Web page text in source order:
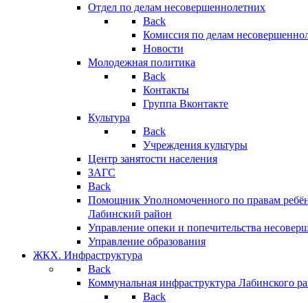
Отдел по делам несовершеннолетних
Back
Комиссия по делам
Новости
Молодежная политика
Back
Контакты
Группа Вконтакте
Культура
Back
Учреждения культуры
Центр занятости населения
ЗАГС
Back
Помощник Уполномоченного по правам
Лабинский район
Управление опеки и попечительства
Управление образования
ЖКХ. Инфраструктура
Back
Коммунальная инфраструктура Лабинского
Back